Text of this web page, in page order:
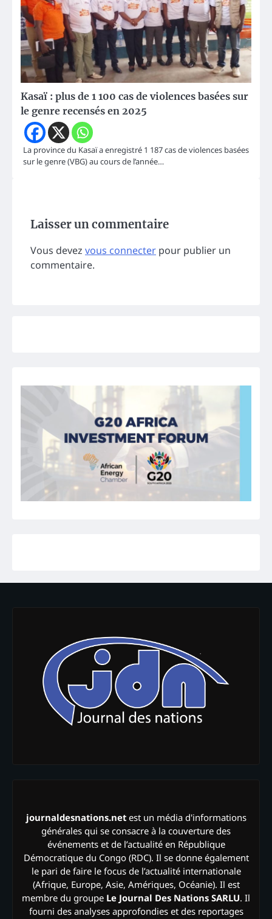
Kasaï : plus de 1 100 cas de violences basées sur
le genre recensés en 2025
La province du Kasaï a enregistré 1 187 cas de violences basées
sur le genre (VBG) au cours de l’année…
Laisser un commentaire
Vous devez vous connecter pour publier un
commentaire.
journaldesnations.netest un média d'informations
générales qui se consacre à la couverture des
événements et de l’actualité en République
Démocratique du Congo (RDC). Il se donne également
le pari de faire le focus de l’actualité internationale
(Afrique, Europe, Asie, Amériques, Océanie). Il est
membre du groupe Le Journal Des Nations SARLU. Il
fourni des analyses approfondies et des reportages